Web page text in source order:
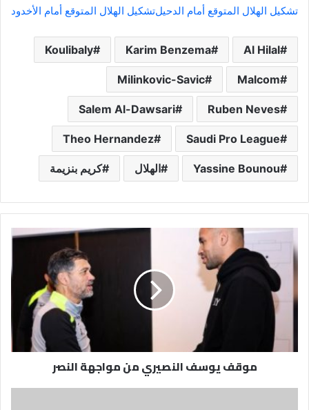
تشكيل الهلال المتوقع أمام الدحيلتشكيل الهلال المتوقع أمام الأخدود
Al Hilal
Karim Benzema
Koulibaly
Malcom
Milinkovic-Savic
Ruben Neves
Salem Al-Dawsari
Saudi Pro League
Theo Hernandez
Yassine Bounou الهلال كريم بنزيمة
يوسف
النصيري
مواجهة
النصر
موقف يوسف النصيري من مواجهة النصر